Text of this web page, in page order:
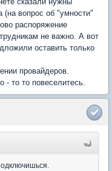
(на вопрос об "умности"
распоряжение
не важно. А вот
оставить только
провайдеров.
то то повеселитесь.